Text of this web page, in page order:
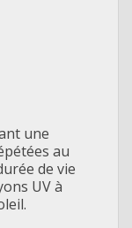
une
au
de vie
UV à